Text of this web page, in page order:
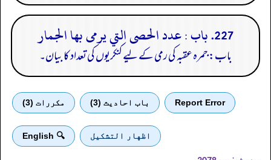
227. باب : عدد الحصى التي يرمى بها الجمار
باب: جمرہ عقبہ کی رمی کے لیے کنکریوں کی تعداد کا بیان۔
Report Error باب احادیث (3) مكررات (3)
اظهار التشكيل 🔍 English